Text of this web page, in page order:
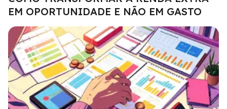
EM OPORTUNIDADE E NÃO EM GASTO